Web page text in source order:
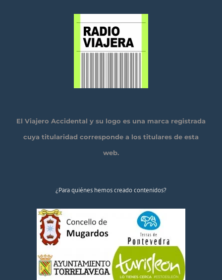
El Viajero Accidental y su logo es una marca registrada
cuya titularidad corresponde a los titulares de esta
web.
¿Para quiénes hemos creado contenidos?